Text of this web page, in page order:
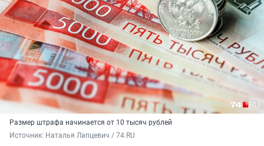
Размер штрафа начинается от 10 тысяч рублей
Источник: Наталья Лапцевич / 74.RU